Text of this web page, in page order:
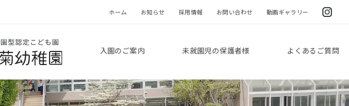
ホーム お知らせ 採用情報 お問い合わせ 動画ギャラリー
入園のご案内 未就園児の保護者様 よくあるご質問